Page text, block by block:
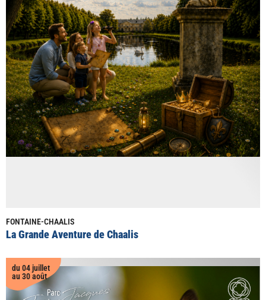
FONTAINE-CHAALIS
La Grande Aventure de Chaalis
du 04 juillet
au 30 août